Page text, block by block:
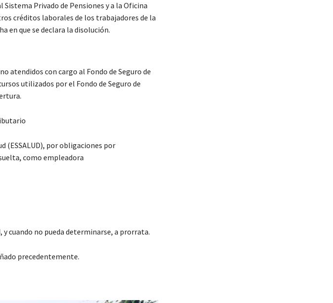
Privado de Pensiones y a la Oficina
créditos laborales de los trabajadores de la
en que se declara la disolución.
atendidos con cargo al Fondo de Seguro de
utilizados por el Fondo de Seguro de
(ESSALUD), por obligaciones por
como empleadora
y cuando no pueda determinarse, a prorrata.
precedentemente.